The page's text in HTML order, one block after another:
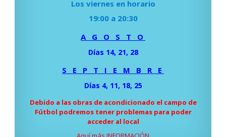
Los viernes en horario
19:00 a 20:30
A G O S T O
Días 14, 21, 28
S E P T I E M B R E
Días 4, 11, 18, 25
Debido a las obras de acondicionado el campo de
Fútbol podremos tener problemas para poder
acceder al local